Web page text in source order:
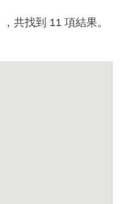
，共找到 11 項結果。